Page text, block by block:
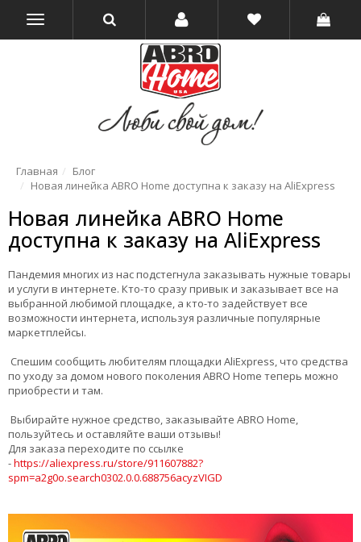
Главная
Блог
Новая линейка ABRO Home доступна к заказу на AliExpress
Новая линейка ABRO Home
доступна к заказу на AliExpress
Пандемия многих из нас подстегнула заказывать нужные товары
и услуги в интернете. Кто-то сразу привык и заказывает все на
выбранной любимой площадке, а кто-то задействует все
возможности интернета, используя различные популярные
маркетплейсы.
Спешим сообщить любителям площадки AliExpress, что средства
по уходу за домом нового поколения ABRO Home теперь можно
приобрести и там.
Выбирайте нужное средство, заказывайте ABRO Home,
пользуйтесь и оставляйте ваши отзывы!
Для заказа переходите по ссылке
-https://aliexpress.ru/store/911607882?
spm=a2g0o.search0302.0.0.688756acyzVIGD